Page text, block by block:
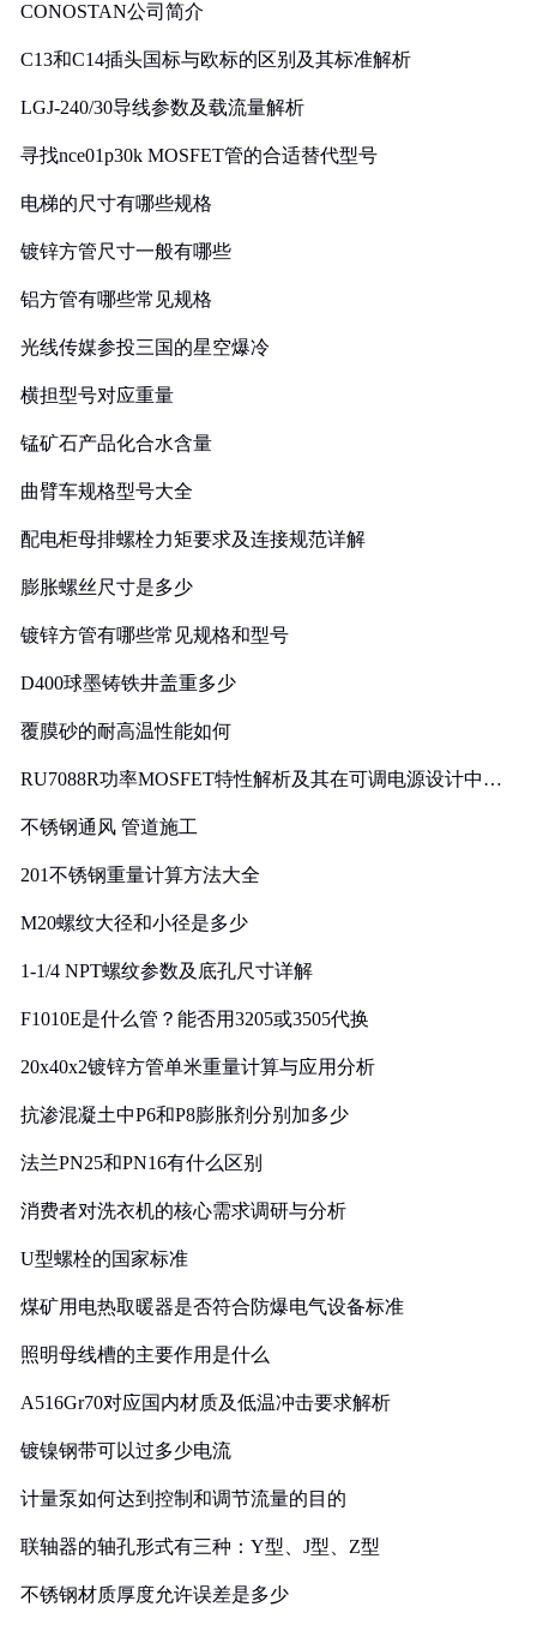
CONOSTAN公司简介
C13和C14插头国标与欧标的区别及其标准解析
LGJ-240/30导线参数及载流量解析
寻找nce01p30k MOSFET管的合适替代型号
电梯的尺寸有哪些规格
镀锌方管尺寸一般有哪些
铝方管有哪些常见规格
光线传媒参投三国的星空爆冷
横担型号对应重量
锰矿石产品化合水含量
曲臂车规格型号大全
配电柜母排螺栓力矩要求及连接规范详解
膨胀螺丝尺寸是多少
镀锌方管有哪些常见规格和型号
D400球墨铸铁井盖重多少
覆膜砂的耐高温性能如何
RU7088R功率MOSFET特性解析及其在可调电源设计中的
不锈钢通风 管道施工
201不锈钢重量计算方法大全
M20螺纹大径和小径是多少
1-1/4 NPT螺纹参数及底孔尺寸详解
F1010E是什么管？能否用3205或3505代换
20x40x2镀锌方管单米重量计算与应用分析
抗渗混凝土中P6和P8膨胀剂分别加多少
法兰PN25和PN16有什么区别
消费者对洗衣机的核心需求调研与分析
U型螺栓的国家标准
煤矿用电热取暖器是否符合防爆电气设备标准
照明母线槽的主要作用是什么
A516Gr70对应国内材质及低温冲击要求解析
镀镍钢带可以过多少电流
计量泵如何达到控制和调节流量的目的
联轴器的轴孔形式有三种：Y型、J型、Z型
不锈钢材质厚度允许误差是多少